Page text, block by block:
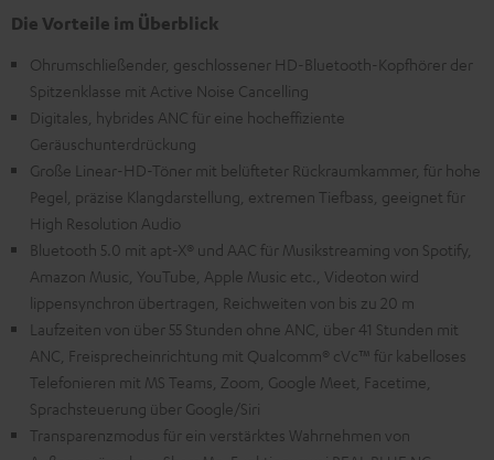
Die Vorteile im Überblick
Ohrumschließender, geschlossener HD-Bluetooth-Kopfhörer der
Spitzenklasse mit Active Noise Cancelling
Digitales, hybrides ANC für eine hocheffiziente
Geräuschunterdrückung
Große Linear-HD-Töner mit belüfteter Rückraumkammer, für hohe
Pegel, präzise Klangdarstellung, extremen Tiefbass, geeignet für
High Resolution Audio
Bluetooth 5.0 mit apt-X® und AAC für Musikstreaming von Spotify,
Amazon Music, YouTube, Apple Music etc., Videoton wird
lippensynchron übertragen, Reichweiten von bis zu 20 m
Laufzeiten von über 55 Stunden ohne ANC, über 41 Stunden mit
ANC, Freisprecheinrichtung mit Qualcomm® cVc™ für kabelloses
Telefonieren mit MS Teams, Zoom, Google Meet, Facetime,
Sprachsteuerung über Google/Siri
Transparenzmodus für ein verstärktes Wahrnehmen von